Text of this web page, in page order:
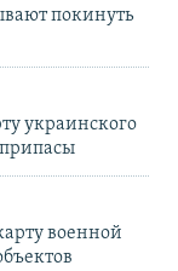
покинуть
украинского
военной